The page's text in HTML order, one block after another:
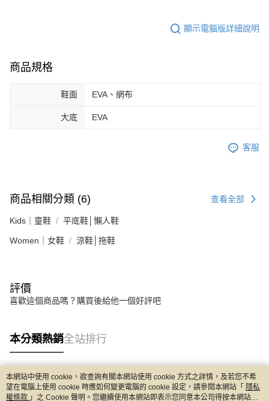
顯示電腦版詳細說明
商品規格
鞋面 EVA、網布
大底 EVA
客服
商品相關分類 (6) 查看全部
Kids｜童鞋 平底鞋│懶人鞋
Women｜女鞋 涼鞋│拖鞋
評價
喜歡這個商品嗎？購買後給他一個好評吧
本分類熱銷全站排行
熱門標籤
本網站中使用 cookie，欲查詢有關本網站使用 cookie 方式之詳情，及若您不希
望在電腦上使用 cookie 時應如何變更電腦的 cookie 設定，請參閱本網站「 隱私
權條款 」之 Cookie 聲明。您繼續使用本網站即表示您同意本公司得按本網站使